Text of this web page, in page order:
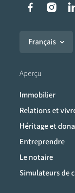
Liens
Français
Aperçu
Immobilier
Relations et
Héritage et
Entreprendre
Le notaire
Simulateurs de